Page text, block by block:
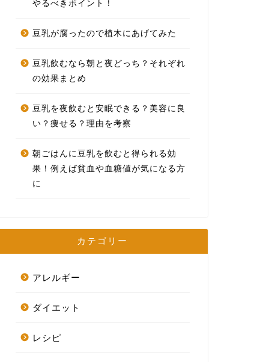
やるべきポイント！
豆乳が腐ったので植木にあげてみた
豆乳飲むなら朝と夜どっち？それぞれ
の効果まとめ
豆乳を夜飲むと安眠できる？美容に良
い？痩せる？理由を考察
朝ごはんに豆乳を飲むと得られる効
果！例えば貧血や血糖値が気になる方
に
カテゴリー
アレルギー
ダイエット
レシピ